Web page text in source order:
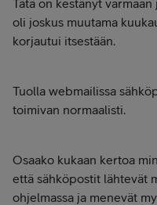
Tätä on kestänyt
oli joskus muutama
korjautui itsestään.
Tuolla webmailissa
toimivan normaalisti.
Osaako kukaan kertoa
että sähköpostit lähtevät
ohjelmassa ja menevät